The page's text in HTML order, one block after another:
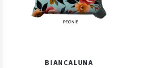
BIANCALUNA